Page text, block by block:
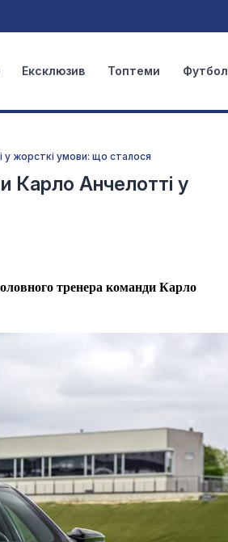
Ексклюзив Топтеми Футбол
у жорсткі умови: що сталося
Карло Анчелотті у
тренера команди Карло